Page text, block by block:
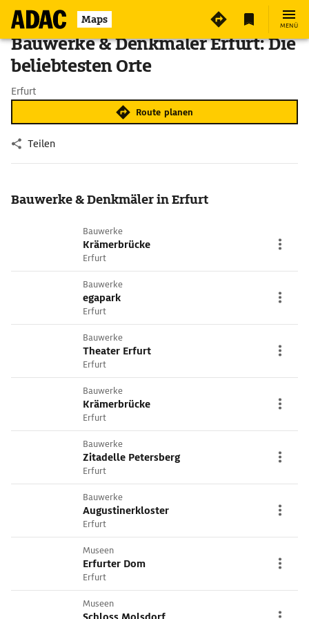
Maps MENÜ
Bauwerke & Denkmäler Erfurt: Die
beliebtesten Orte
Erfurt
Route planen
Teilen
Bauwerke & Denkmäler in Erfurt
Bauwerke
Krämerbrücke
Erfurt
Bauwerke
egapark
Erfurt
Bauwerke
Theater Erfurt
Erfurt
Bauwerke
Krämerbrücke
Erfurt
Bauwerke
Zitadelle Petersberg
Erfurt
Bauwerke
Augustinerkloster
Erfurt
Museen
Erfurter Dom
Erfurt
Museen